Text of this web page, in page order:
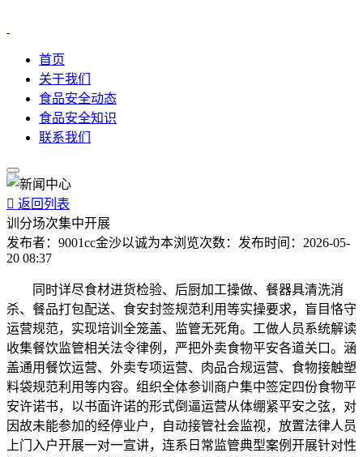
首页
关于我们
食品安全动态
食品安全知识
联系我们
 返回列表
训分场次集中开展
发布者： 9001cc金沙以诚为本浏览次数： 发布时间： 2026-05-
20 08:37
同时详尽食材进货检验、后厨加工操做、餐器具清洗消
杀、餐品打包配送、食安封签规范利用等实操要求，盲目恪守
运营规范，实现培训全笼盖、监管无死角。工做人员系统解读
收集餐饮监管相关法令律例，严把外卖食物平安各道关口。涵
盖通用餐饮运营、外卖专项运营、肉品合规运营、食物接触塑
料袋规范利用等内容。组织全体参训商户集中签定四份食物平
安许诺书，以书面许诺的形式倒逼运营从体绷紧平安之弦，对
因故未能参加的经停业户，自动接管社会监视，放置法律人员
上门入户开展一对一宣讲，连系日常监管典型案例开展针对性